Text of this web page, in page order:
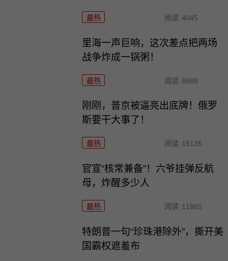
最热 阅读 4045
里海一声巨响，这次差点把两场
战争炸成一锅粥！
最热 阅读 8688
刚刚，普京被逼亮出底牌！俄罗
斯要干大事了！
最热 阅读 15136
官宣“核常兼备”！六爷挂弹反航
母，炸醒多少人
最热 阅读 11865
特朗普一句“珍珠港除外”，撕开美
国霸权遮羞布